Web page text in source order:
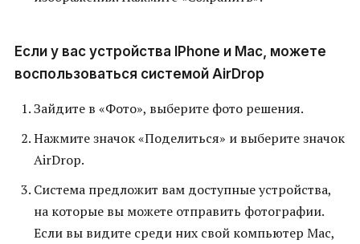
Если у вас устройства IPhone и Mac, можете
воспользоваться системой AirDrop
Зайдите в «Фото», выберите фото решения.
Нажмите значок «Поделиться» и выберите значок
AirDrop.
Система предложит вам доступные устройства,
на которые вы можете отправить фотографии.
Если вы видите среди них свой компьютер Mac,